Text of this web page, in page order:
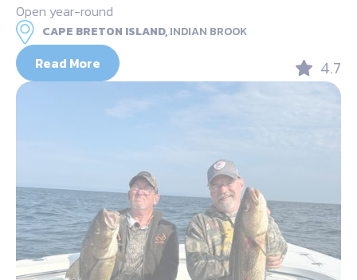
Open year-round
CAPE BRETON ISLAND,INDIAN BROOK
Read More 4.7